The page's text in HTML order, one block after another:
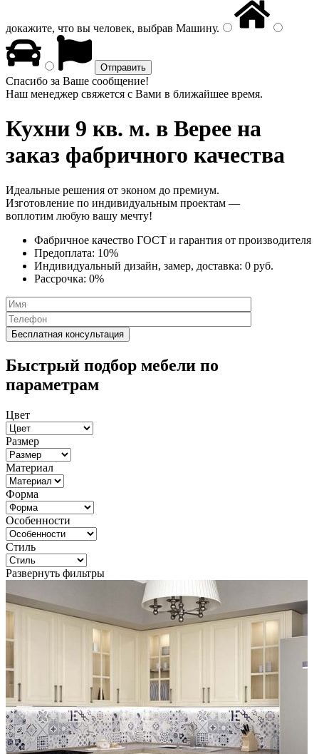
докажите, что вы человек, выбрав Машину.
Спасибо за Ваше сообщение!
Наш менеджер свяжется с Вами в ближайшее время.
Кухни 9 кв. м. в Верее на
заказ фабричного качества
Идеальные решения от эконом до премиум.
Изготовление по индивидуальным проектам —
воплотим любую вашу мечту!
Фабричное качество ГОСТ и гарантия от производителя
Предоплата: 10%
Индивидуальный дизайн, замер, доставка: 0 руб.
Рассрочка: 0%
Быстрый подбор мебели по
параметрам
Цвет
Размер
Материал
Форма
Особенности
Стиль
Развернуть фильтры